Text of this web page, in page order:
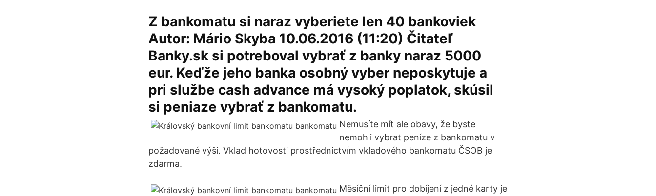
Z bankomatu si naraz vyberiete len 40 bankoviek
Autor: Mário Skyba 10.06.2016 (11:20) Čitateľ
Banky.sk si potreboval vybrať z banky naraz 5000
eur. Keďže jeho banka osobný vyber neposkytuje a
pri službe cash advance má vysoký poplatok, skúsil
si peniaze vybrať z bankomatu.
Nemusíte mít ale obavy, že byste
nemohli vybrat peníze z bankomatu v
požadované výši. Vklad hotovosti prostřednictvím vkladového bankomatu ČSOB je
zdarma.
Měsíční limit pro dobíjení z jedné karty je